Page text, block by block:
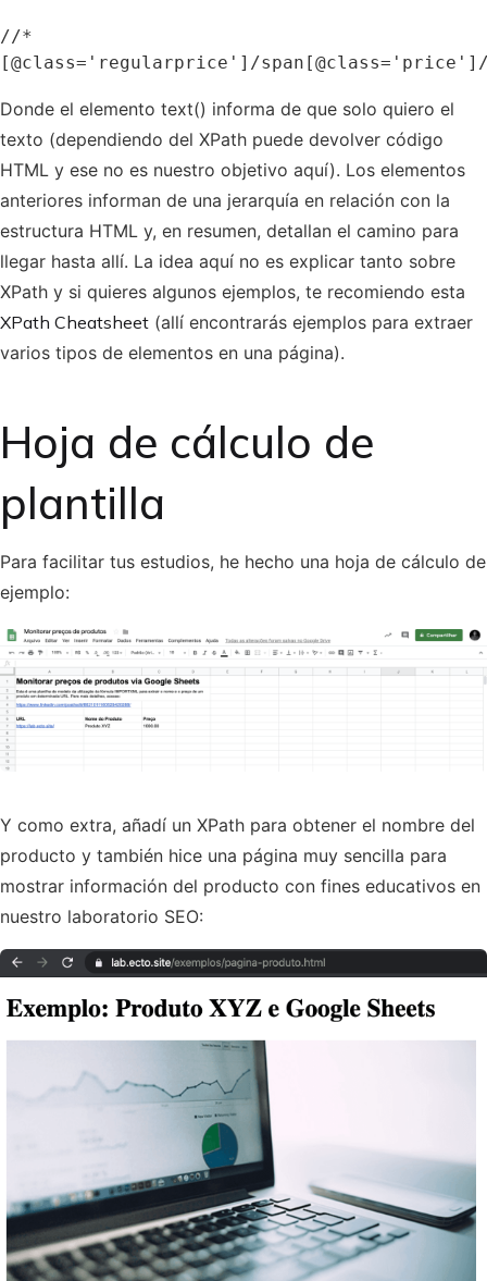
//*
Donde el elemento text() informa de que solo quiero el
texto (dependiendo del XPath puede devolver código
HTML y ese no es nuestro objetivo aquí). Los elementos
anteriores informan de una jerarquía en relación con la
estructura HTML y, en resumen, detallan el camino para
llegar hasta allí. La idea aquí no es explicar tanto sobre
XPath y si quieres algunos ejemplos, te recomiendo esta
XPath Cheatsheet (allí encontrarás ejemplos para extraer
varios tipos de elementos en una página).
Hoja de cálculo de
plantilla
Para facilitar tus estudios, he hecho una hoja de cálculo de
ejemplo:
Y como extra, añadí un XPath para obtener el nombre del
producto y también hice una página muy sencilla para
mostrar información del producto con fines educativos en
nuestro laboratorio SEO: